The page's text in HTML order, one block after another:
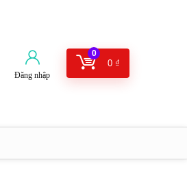
Đăng nhập
0
0 ₫